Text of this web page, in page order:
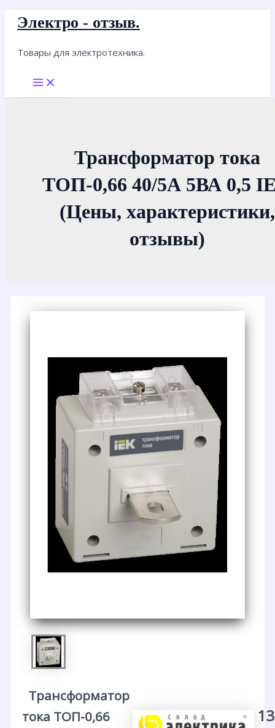
Перейти
содержимому
Электро - отзыв.
Товары для электротехника.
Main
Menu
Трансформатор тока
ТОП-0,66 40/5А 5ВА 0,5
(Цены, характеристики,
отзывы)
Трансформатор
тока ТОП-0,66